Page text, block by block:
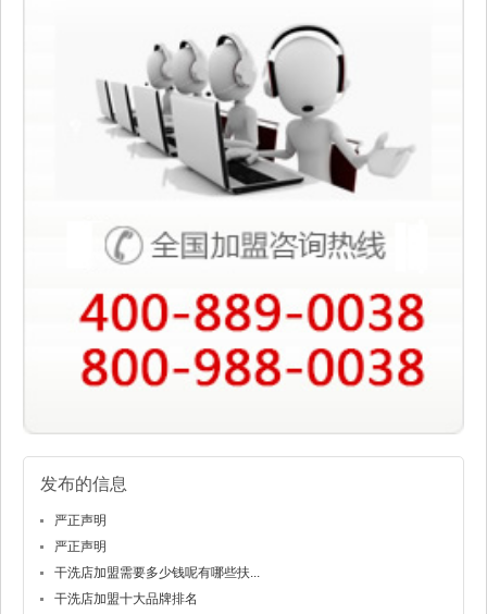
发布的信息
严正声明
严正声明
干洗店加盟需要多少钱呢有哪些扶...
干洗店加盟十大品牌排名